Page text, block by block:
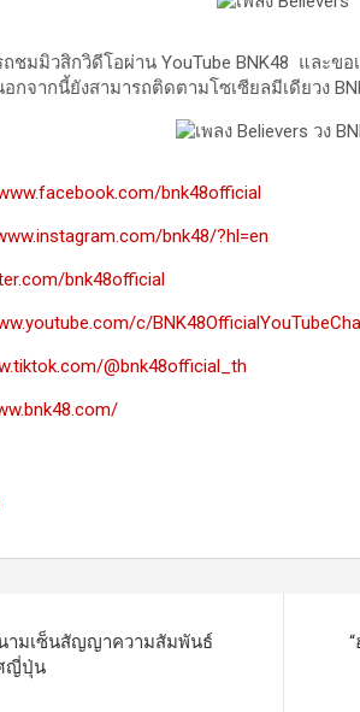
กวิดีโอผ่าน YouTube BNK48 และขอเพ
จากนี้ยังสามารถติดตามโซเซียลมีเดียวง
bnk48official
bnk48/?hl=en
bnk48official
c/
@bnk48official_th
ามเซ็นสัญญาความสัมพันธ์
ญี่ปุ่น